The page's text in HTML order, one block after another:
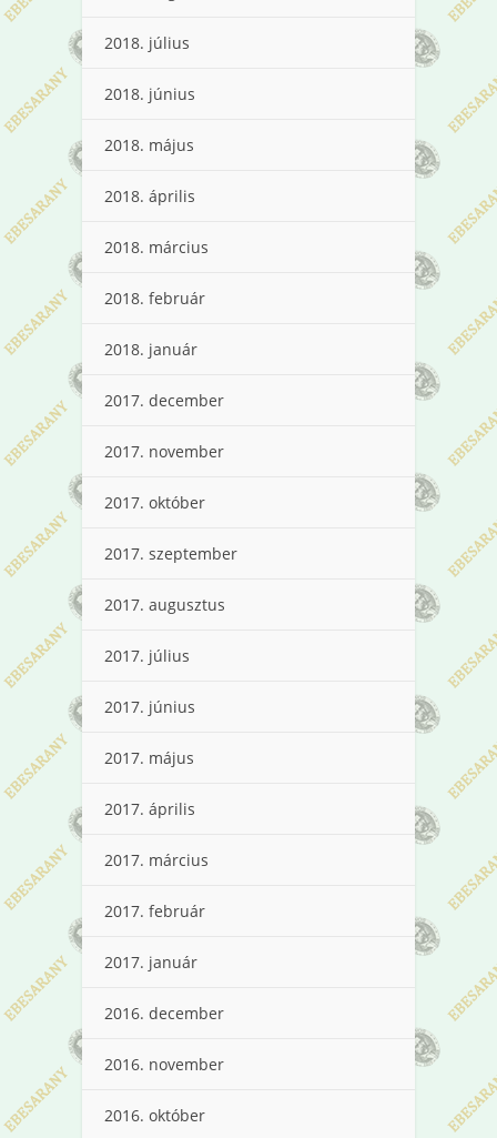
2018. július
2018. június
2018. május
2018. április
2018. március
2018. február
2018. január
2017. december
2017. november
2017. október
2017. szeptember
2017. augusztus
2017. július
2017. június
2017. május
2017. április
2017. március
2017. február
2017. január
2016. december
2016. november
2016. október